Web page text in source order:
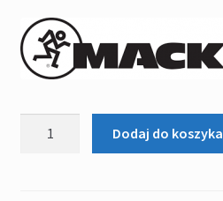
Dodaj do koszyka